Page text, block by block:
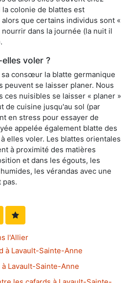
colonie de blattes est
que certains individus sont «
dans la journée (la nuit il
voler ?
consœur la blatte germanique
peuvent se laisser planer. Nous
ces nuisibles se laisser « planer »
de cuisine jusqu'au sol (par
en stress pour essayer de
appelée également blatte des
elles voler. Les blattes orientales
à proximité des matières
et dans les égouts, les
les vérandas avec une
l'Allier
à Lavault-Sainte-Anne
Lavault-Sainte-Anne